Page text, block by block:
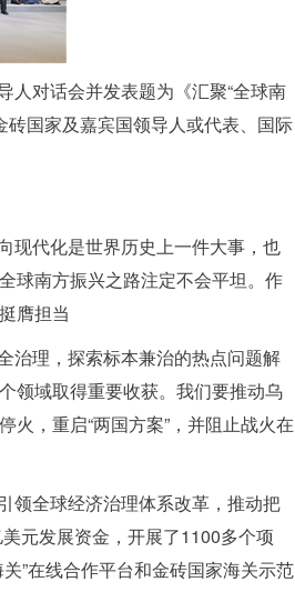
人对话会并发表题为《汇聚“全球南
国家及嘉宾国领导人或代表、国际
现代化是世界历史上一件大事，也
球南方振兴之路注定不会平坦。作
膺担当
治理，探索标本兼治的热点问题解
领域取得重要收获。我们要推动乌
，重启“两国方案”，并阻止战火在
领全球经济治理体系改革，推动把
元发展资金，开展了1100多个项
”在线合作平台和金砖国家海关示范